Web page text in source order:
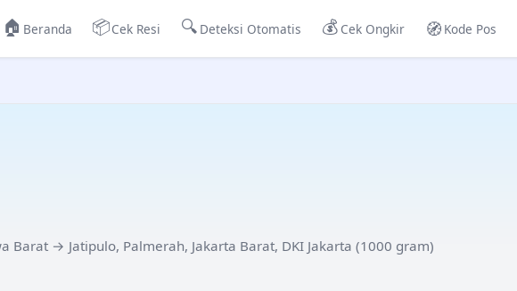
🏠 Beranda 📦Cek Resi 🔍 Deteksi Otomatis 💰 Cek Ongkir 🧭 Kode Pos
Barat → Jatipulo, Palmerah, Jakarta Barat, DKI Jakarta (1000 gram)